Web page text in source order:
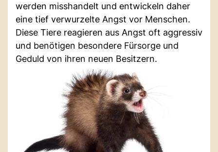
werden misshandelt und entwickeln daher
eine tief verwurzelte Angst vor Menschen.
Diese Tiere reagieren aus Angst oft aggressiv
und benötigen besondere Fürsorge und
Geduld von ihren neuen Besitzern.